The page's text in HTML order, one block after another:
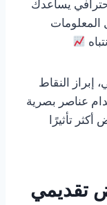
يساعدك
المعلومات
النقاط
عناصر بصرية
تأثيرًا
تقديمي